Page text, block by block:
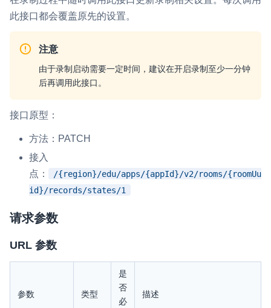
此接口都会覆盖原先的设置。
注意
由于录制启动需要一定时间，建议在开启录制至少一分钟
后再调用此接口。
接口原型：
方法：PATCH
接入
点：
/{region}/edu/apps/{appId}/v2/rooms/{roomUu
id}/records/states/1
请求参数
URL 参数
参数 类型
是
否
必
描述